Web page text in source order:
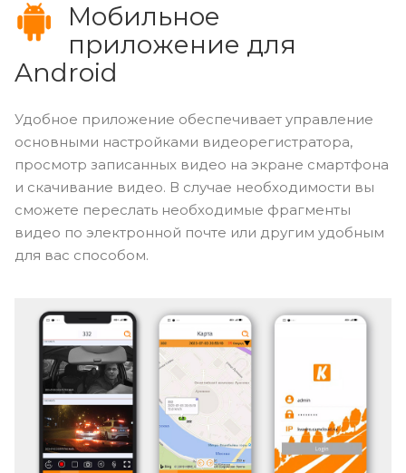
Мобильное
приложение для
Android
Удобное приложение обеспечивает управление
основными настройками видеорегистратора,
просмотр записанных видео на экране смартфона
и скачивание видео. В случае необходимости вы
сможете переслать необходимые фрагменты
видео по электронной почте или другим удобным
для вас способом.